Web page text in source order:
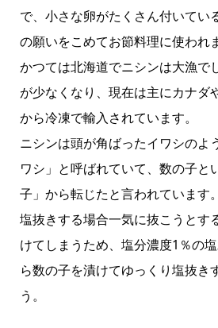
で、小さな卵がたくさん付いてい
の願いをこめてお節料理に使われ
かつては北海道でニシンは大漁で
が少なくなり、現在は主にカナダ
から冷凍で輸入されています。
ニシンは頭が角ばったイワシのよ
ワシ」と呼ばれていて、数の子と
子」から転じたと言われています。
塩抜きする場合一気に抜こうとす
けてしまうため、塩分濃度1％の
ら数の子を漬けてゆっくり塩抜き
う。